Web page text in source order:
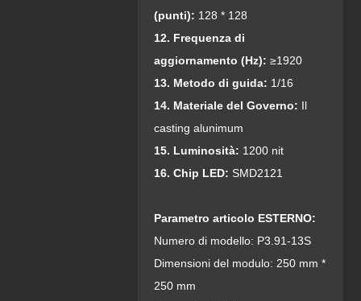
(punti): 128 * 128
12. Frequenza di
aggiornamento (Hz): ≥1920
13. Metodo di guida: 1/16
14. Materiale del Governo: Il
casting alunimum
15. Luminosità: 1200 nit
16. Chip LED: SMD2121
Parametro articolo ESTERNO:
Numero di modello: P3.91-13S
Dimensioni del modulo: 250 mm *
250 mm